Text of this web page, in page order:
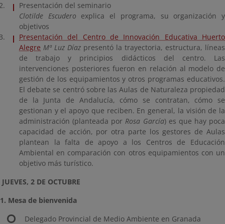
Presentación del seminario
Clotilde Escudero explica el programa, su organización y
objetivos
Presentación del Centro de Innovación Educativa Huerto
Alegre Mª Luz Díaz presentó la trayectoria, estructura, líneas
de trabajo y principios didácticos del centro. Las
intervenciones posteriores fueron en relación al modelo de
gestión de los equipamientos y otros programas educativos.
El debate se centró sobre las Aulas de Naturaleza propiedad
de la Junta de Andalucía, cómo se contratan, cómo se
gestionan y el apoyo que reciben. En general, la visión de la
administración (planteada por Rosa García) es que hay poca
capacidad de acción, por otra parte los gestores de Aulas
plantean la falta de apoyo a los Centros de Educación
Ambiental en comparación con otros equipamientos con un
objetivo más turístico.
JUEVES, 2 DE OCTUBRE
1. Mesa de bienvenida
Delegado Provincial de Medio Ambiente en Granada